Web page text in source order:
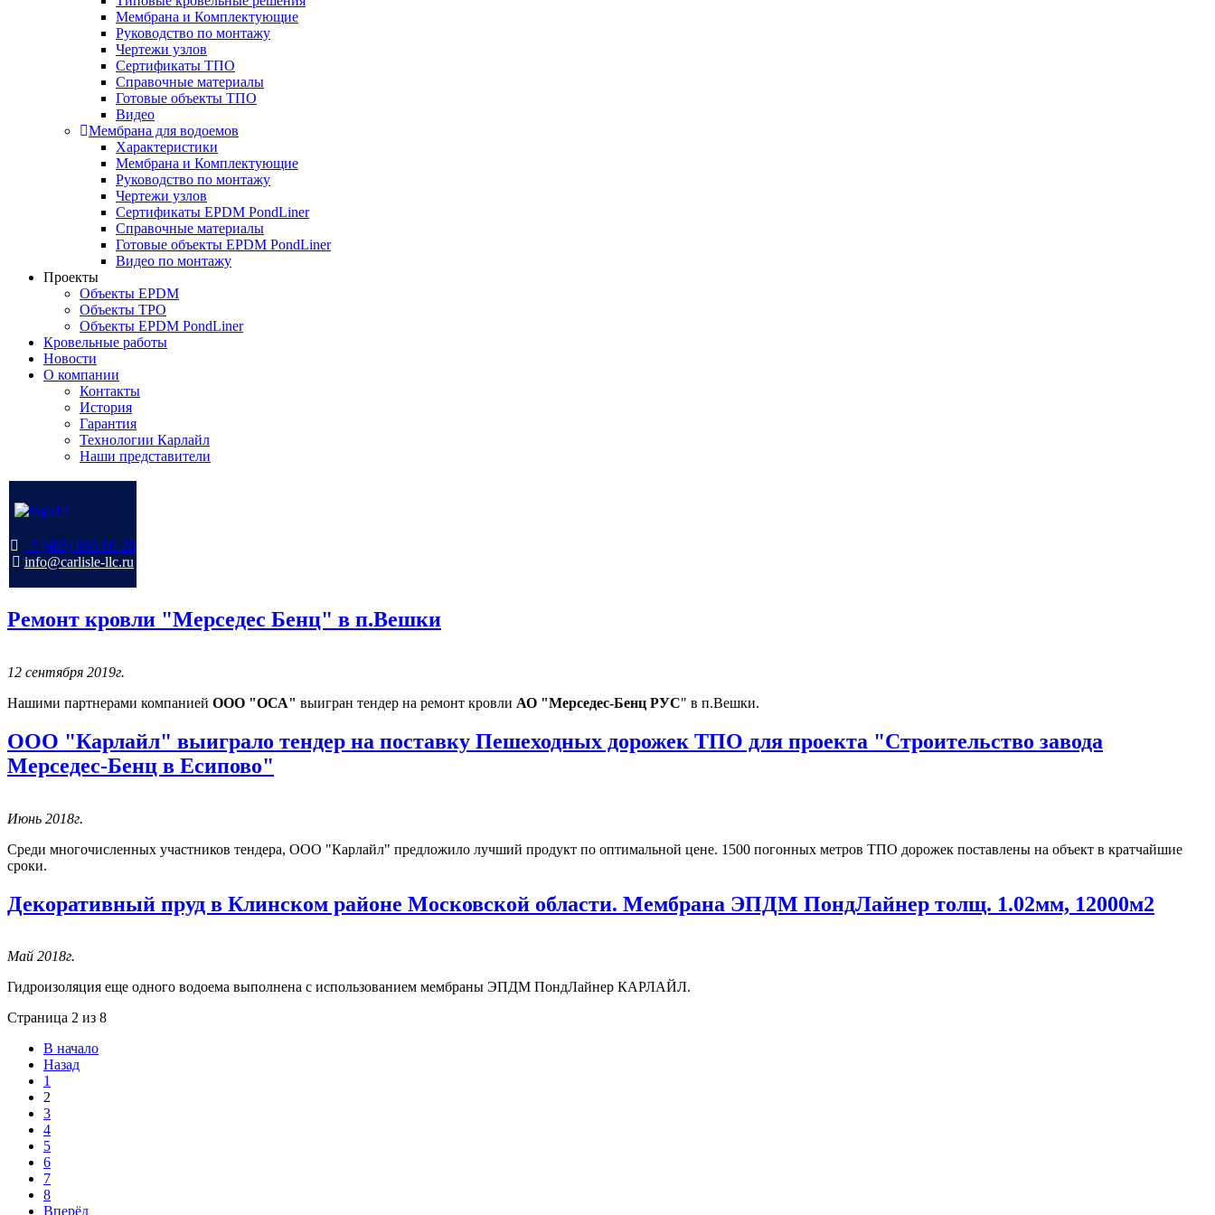
Мембрана и Комплектующие
Руководство по монтажу
Чертежи узлов
Сертификаты ТПО
Справочные материалы
Готовые объекты ТПО
Видео
Мембрана для водоемов
Характеристики
Мембрана и Комплектующие
Руководство по монтажу
Чертежи узлов
Сертификаты EPDM PondLiner
Справочные материалы
Готовые объекты EPDM PondLiner
Видео по монтажу
Проекты
Объекты EPDM
Объекты TPO
Объекты EPDM PondLiner
Кровельные работы
Новости
О компании
Контакты
История
Гарантия
Технологии Карлайл
Наши представители
+7 (495) 668-80-28
info@carlisle-llc.ru
Ремонт кровли "Мерседес Бенц" в п.Вешки
12 сентября 2019г.
Нашими партнерами компанией ООО "ОСА" выигран тендер на ремонт кровли АО "Мерседес-Бенц РУС" в п.Вешки.
ООО "Карлайл" выиграло тендер на поставку Пешеходных дорожек ТПО для проекта "Строительство завода
Мерседес-Бенц в Есипово"
Июнь 2018г.
Среди многочисленных участников тендера, ООО "Карлайл" предложило лучший продукт по оптимальной цене. 1500 погонных метров ТПО дорожек поставлены на объект в кратчайшие
сроки.
Декоративный пруд в Клинском районе Московской области. Мембрана ЭПДМ ПондЛайнер толщ. 1.02мм, 12000м2
Май 2018г.
Гидроизоляция еще одного водоема выполнена с использованием мембраны ЭПДМ ПондЛайнер КАРЛАЙЛ.
Страница 2 из 8
В начало
Назад
1
2
3
4
5
6
7
8
Вперёд